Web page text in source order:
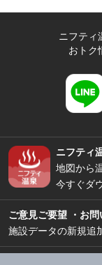
ニフティ
おトク
ニフティ
地図から
今すぐダ
ご意見ご要望 ・お問
施設データの新規追